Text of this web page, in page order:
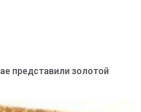
представили золотой